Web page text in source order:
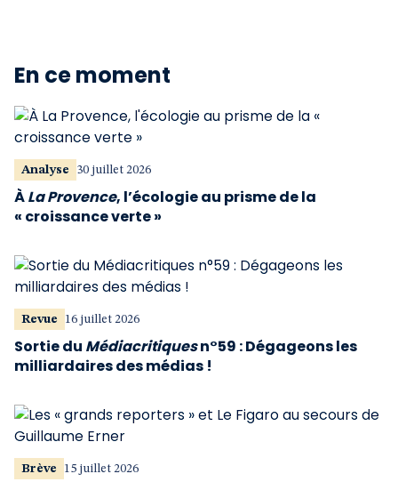
En ce moment
Analyse 30 juillet 2026
ÀLa Provence, l’écologie au prisme de la
« croissance verte »
Revue 16 juillet 2026
Sortie du Médiacritiquesn°59 : Dégageons les
milliardaires des médias !
Brève 15 juillet 2026